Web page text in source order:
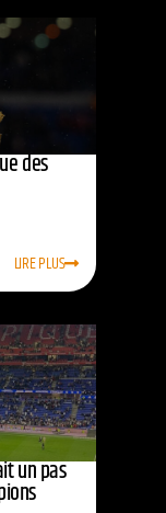
des
LIRE PLUS
un pas